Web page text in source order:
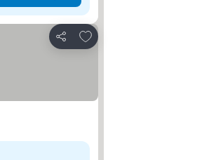
Sdílet
Přidat na seznam